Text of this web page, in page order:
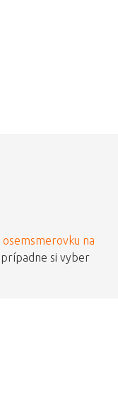
osemsmerovku na
, prípadne si vyber